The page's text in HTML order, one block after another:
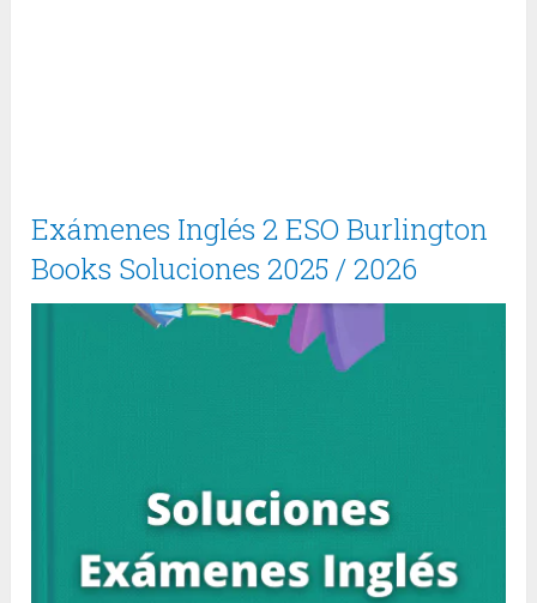
Exámenes Inglés 2 ESO Burlington
Books Soluciones 2025 / 2026